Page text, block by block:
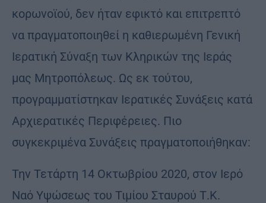
κορωνοϊού, δεν ήταν εφικτό και επιτρεπτό
να πραγματοποιηθεί η καθιερωμένη Γενική
Ιερατική Σύναξη των Κληρικών της Ιεράς
μας Μητροπόλεως. Ως εκ τούτου,
προγραμματίστηκαν Ιερατικές Συνάξεις κατά
Αρχιερατικές Περιφέρειες. Πιο
συγκεκριμένα Συνάξεις πραγματοποιήθηκαν:
Την Τετάρτη 14 Οκτωβρίου 2020, στον Ιερό
Ναό Υψώσεως του Τιμίου Σταυρού Τ.Κ.